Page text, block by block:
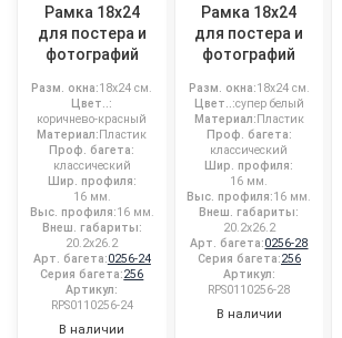
Рамка 18x24
для постера и
фотографий
Разм. окна:18x24 см.
Цвет..:
коричнево-красный
Материал:Пластик
Проф. багета:
классический
Шир. профиля:
16 мм.
Выс. профиля:16 мм.
Внеш. габариты:
20.2x26.2
Арт. багета:0256-24
Серия багета:256
Артикул:
RPS0110256-24
В наличии
Рамка 18x24
для постера и
фотографий
Разм. окна:18x24 см.
Цвет..:супер белый
Материал:Пластик
Проф. багета:
классический
Шир. профиля:
16 мм.
Выс. профиля:16 мм.
Внеш. габариты:
20.2x26.2
Арт. багета:0256-28
Серия багета:256
Артикул:
RPS0110256-28
В наличии